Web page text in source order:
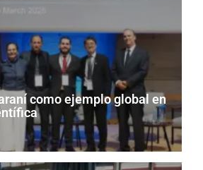
como ejemplo global en